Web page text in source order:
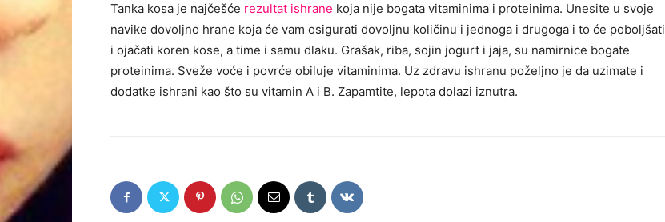
Tanka kosa je najčešće rezultat ishrane koja nije bogata vitaminima i proteinima. Unesite u svoje
navike dovoljno hrane koja će vam osigurati dovoljnu količinu i jednoga i drugoga i to će poboljšati
i ojačati koren kose, a time i samu dlaku. Grašak, riba, sojin jogurt i jaja, su namirnice bogate
proteinima. Sveže voće i povrće obiluje vitaminima. Uz zdravu ishranu poželjno je da uzimate i
dodatke ishrani kao što su vitamin A i B. Zapamtite, lepota dolazi iznutra.